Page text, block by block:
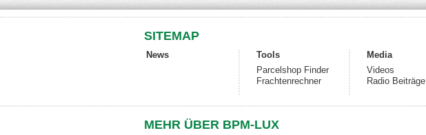
SITEMAP
News
Tools
Parcelshop Finder
Frachtenrechner
Media
Videos
Radio Beiträge
MEHR ÜBER BPM-LUX